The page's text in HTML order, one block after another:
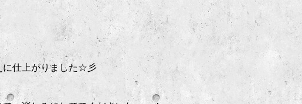
に仕上がりました☆彡